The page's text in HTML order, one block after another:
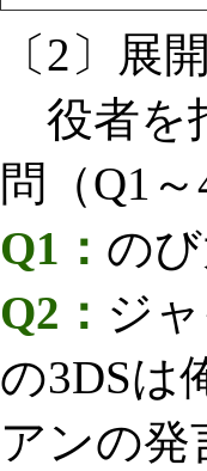
〔2〕展
役者を
問（Q1
Q1： の
Q2： ジ
の3DSは
アンの